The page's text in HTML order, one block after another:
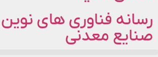
رسانه فناوری های
صنایع معدنی